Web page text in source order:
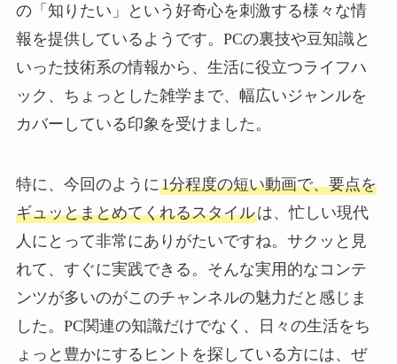
の「知りたい」という好奇心を刺激する様々な情
報を提供しているようです。PCの裏技や豆知識と
いった技術系の情報から、生活に役立つライフハ
ック、ちょっとした雑学まで、幅広いジャンルを
カバーしている印象を受けました。
特に、今回のように1分程度の短い動画で、要点を
ギュッとまとめてくれるスタイルは、忙しい現代
人にとって非常にありがたいですね。サクッと見
れて、すぐに実践できる。そんな実用的なコンテ
ンツが多いのがこのチャンネルの魅力だと感じま
した。PC関連の知識だけでなく、日々の生活をち
ょっと豊かにするヒントを探している方には、ぜ